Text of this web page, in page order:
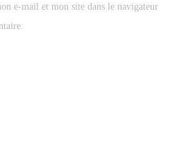
e-mail et mon site dans le navigateur